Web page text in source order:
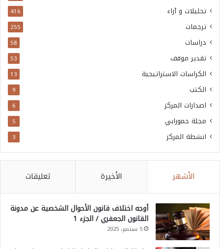
تحليلات و آراء 416
ترجمات 255
دراسات 58
تقدير موقف 53
الكراسات الاستراتيجية 13
الكتب 9
اصدارات المركز 6
مجلة حمورابي 5
انشطة المركز 3
الأشهر الأخيرة تعليقات
أوجه اختلاف قانون الأحوال الشخصية عن مدونة
القانون الجعفري / الجزء 1
5 سبتمبر، 2025